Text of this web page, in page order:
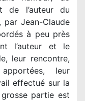
de l’auteur du
par Jean-Claude
à peu près
l’auteur et le
leur rencontre,
leur
effectué sur la
partie est